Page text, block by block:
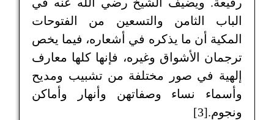
الباب الثامن والتسعين من الفتوحات
المكية أن ما يذكره في أشعاره، فيما يخص
ترجمان الأشواق وغيره، فإنها كلها معارف
إلهية في صور مختلفة من تشبيب ومديح
وأسماء نساء وصفاتهن وأنهار وأماكن
ونجوم.[3]